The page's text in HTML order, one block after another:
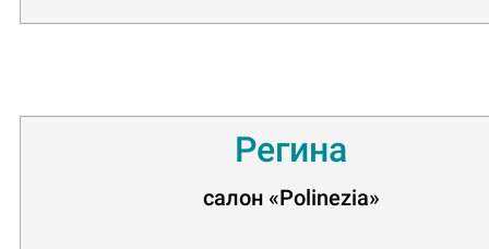
Регина
салон «Polinezia»